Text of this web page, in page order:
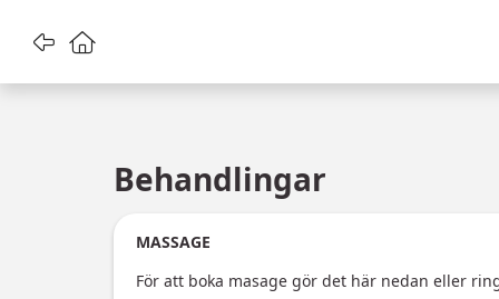
Gå tillbaka
Behandlingar
MASSAGE
För att boka masage gör det här nedan eller